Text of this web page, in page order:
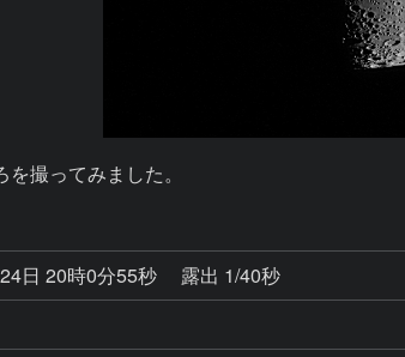
撮ってみました。
日 20時0分55秒
露出 1/40秒